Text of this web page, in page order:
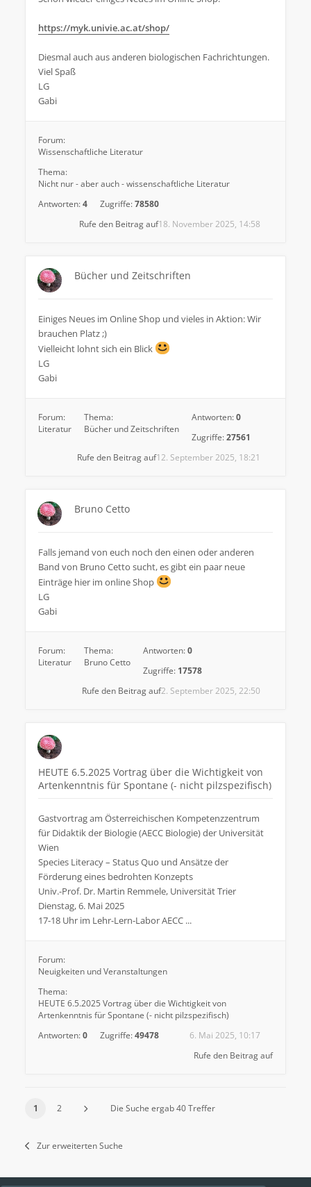
https://myk.univie.ac.at/shop/
Diesmal auch aus anderen biologischen Fachrichtungen.
Viel Spaß
LG
Gabi
Forum:
Wissenschaftliche Literatur
Thema:
Nicht nur - aber auch - wissenschaftliche Literatur
Antworten:4 Zugriffe:78580
18. November 2025, 14:58
Rufe den Beitrag auf
Bücher und Zeitschriften
Einiges Neues im Online Shop und vieles in Aktion: Wir
brauchen Platz ;)
Vielleicht lohnt sich ein Blick
LG
Gabi
Forum:
Literatur
Thema:
Bücher und Zeitschriften
Antworten:0
Zugriffe:27561
12. September 2025, 18:21
Rufe den Beitrag auf
Bruno Cetto
Falls jemand von euch noch den einen oder anderen
Band von Bruno Cetto sucht, es gibt ein paar neue
Einträge hier im online Shop
LG
Gabi
Forum:
Literatur
Thema:
Bruno Cetto
Antworten:0
Zugriffe: 17578
2. September 2025, 22:50
Rufe den Beitrag auf
HEUTE 6.5.2025 Vortrag über die Wichtigkeit von
Artenkenntnis für Spontane (- nicht pilzspezifisch)
Gastvortrag am Österreichischen Kompetenzzentrum
für Didaktik der Biologie (AECC Biologie) der Universität
Wien
Species Literacy – Status Quo und Ansätze der
Förderung eines bedrohten Konzepts
Univ.-Prof. Dr. Martin Remmele, Universität Trier
Dienstag, 6. Mai 2025
17-18 Uhr im Lehr-Lern-Labor AECC ...
Forum:
Neuigkeiten und Veranstaltungen
Thema:
HEUTE 6.5.2025 Vortrag über die Wichtigkeit von
Artenkenntnis für Spontane (- nicht pilzspezifisch)
Antworten:0 Zugriffe:49478
6. Mai 2025, 10:17
Rufe den Beitrag auf
1 2 Die Suche ergab 40 Treffer
Zur erweiterten Suche